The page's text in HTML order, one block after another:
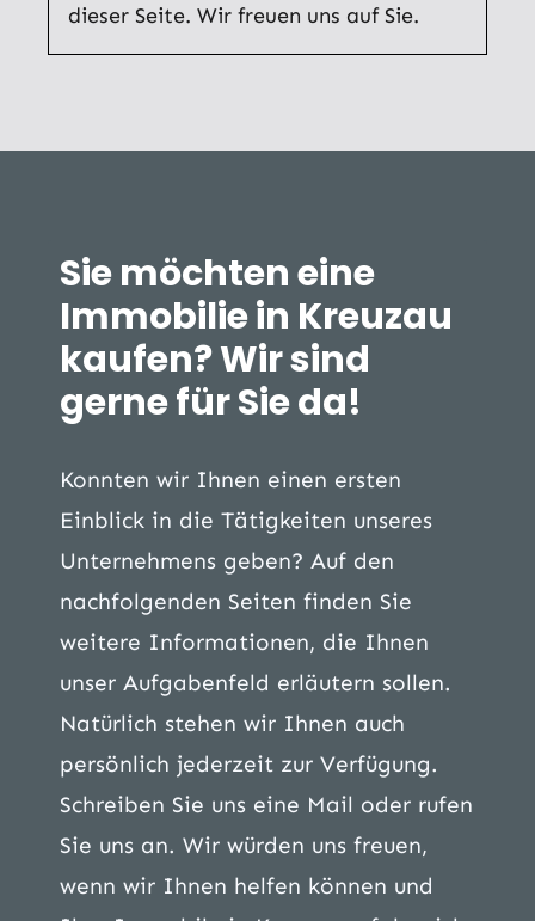
dieser Seite. Wir freuen uns auf Sie.
Sie möchten eine
Immobilie in Kreuzau
kaufen? Wir sind
gerne für Sie da!
Konnten wir Ihnen einen ersten
Einblick in die Tätigkeiten unseres
Unternehmens geben? Auf den
nachfolgenden Seiten finden Sie
weitere Informationen, die Ihnen
unser Aufgabenfeld erläutern sollen.
Natürlich stehen wir Ihnen auch
persönlich jederzeit zur Verfügung.
Schreiben Sie uns eine Mail oder rufen
Sie uns an. Wir würden uns freuen,
wenn wir Ihnen helfen können und